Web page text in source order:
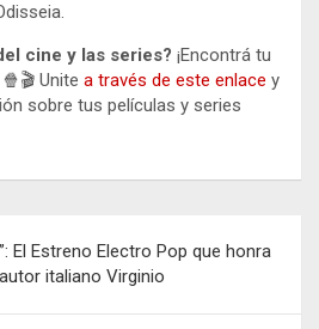
cine y las series? ¡Encontrá tu
Unite a través de este enlace y
sobre tus películas y series
El Estreno Electro Pop que honra
italiano Virginio